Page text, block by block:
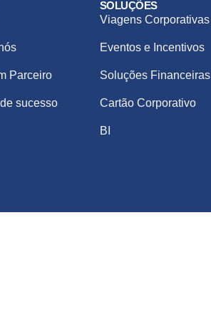
Parceiro
sucesso
SOLUÇÕES
Viagens Corporativas
Eventos e Incentivos
Soluções Financeiras
Cartão Corporativo
BI